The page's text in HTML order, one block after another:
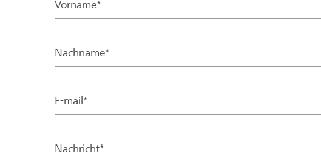
Vorname*
Nachname*
E-mail*
Nachricht*